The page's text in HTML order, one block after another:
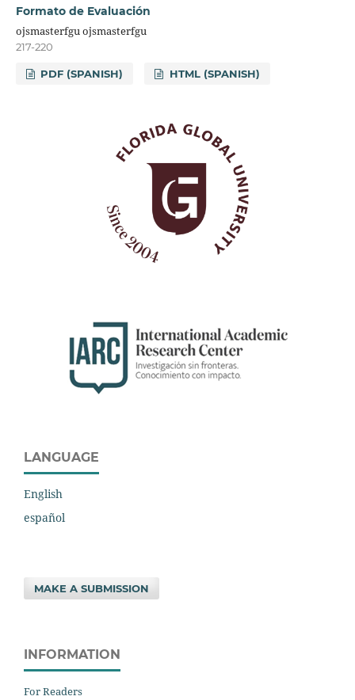
Formato de Evaluación
ojsmasterfgu ojsmasterfgu
217-220
PDF (SPANISH) HTML (SPANISH)
LANGUAGE
English
español
MAKE A SUBMISSION
INFORMATION
For Readers